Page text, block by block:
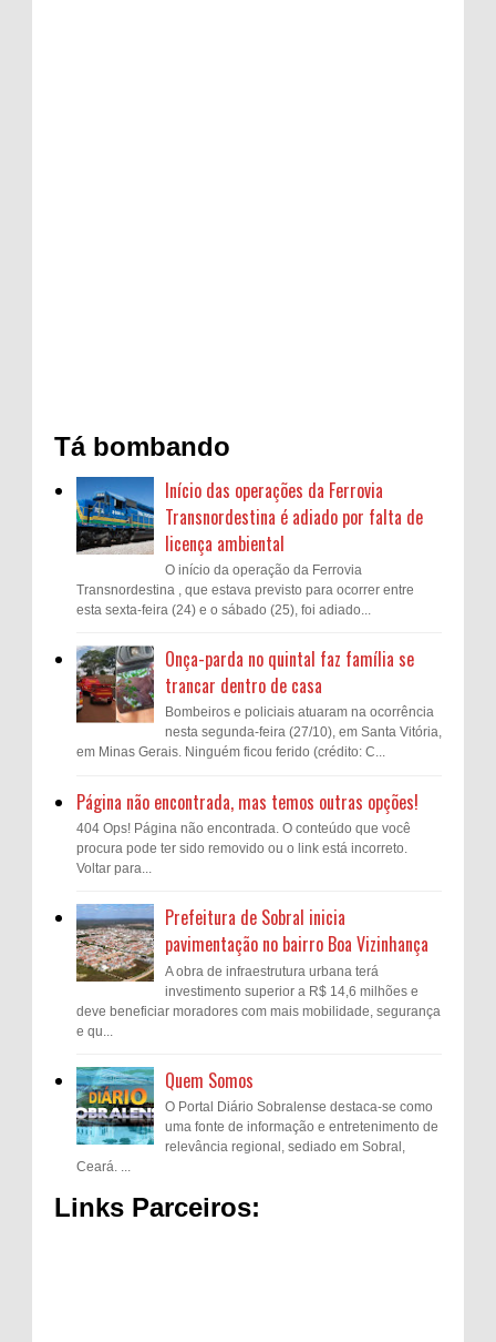
Tá bombando
Início das operações da Ferrovia
Transnordestina é adiado por falta de
licença ambiental
O início da operação da Ferrovia
Transnordestina , que estava previsto para ocorrer entre
esta sexta-feira (24) e o sábado (25), foi adiado...
Onça-parda no quintal faz família se
trancar dentro de casa
Bombeiros e policiais atuaram na ocorrência
nesta segunda-feira (27/10), em Santa Vitória,
em Minas Gerais. Ninguém ficou ferido (crédito: C...
Página não encontrada, mas temos outras opções!
404 Ops! Página não encontrada. O conteúdo que você
procura pode ter sido removido ou o link está incorreto.
Voltar para...
Prefeitura de Sobral inicia
pavimentação no bairro Boa Vizinhança
A obra de infraestrutura urbana terá
investimento superior a R$ 14,6 milhões e
deve beneficiar moradores com mais mobilidade, segurança
e qu...
Quem Somos
O Portal Diário Sobralense destaca-se como
uma fonte de informação e entretenimento de
relevância regional, sediado em Sobral,
Ceará. ...
Links Parceiros: